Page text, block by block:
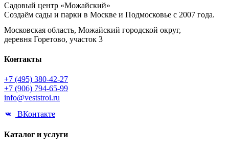
Садовый центр «Можайский»
Создаём сады и парки в Москве и Подмосковье с 2007 года.
Московская область, Можайский городской округ,
деревня Горетово, участок 3
Контакты
+7 (495) 380-42-27
+7 (906) 794-65-99
info@veststroi.ru
ВКонтакте
Каталог и услуги